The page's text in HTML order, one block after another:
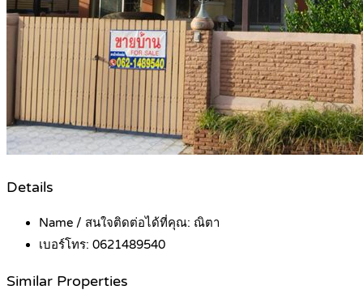
Details
Name / สนใจติดต่อได้ที่คุณ: ณิตา
เบอร์โทร: 0621489540
Similar Properties